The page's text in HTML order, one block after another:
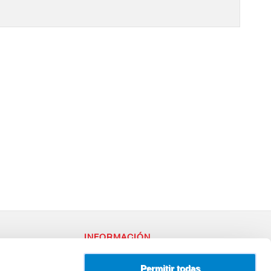
Permitir todas
INFORMACIÓN
Política de Privacidad
Uso de Cookies